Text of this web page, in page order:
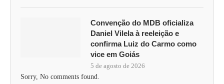
Convenção do MDB oficializa
Daniel Vilela à reeleição e
confirma Luiz do Carmo como
vice em Goiás
5 de agosto de 2026
Sorry, No comments found.